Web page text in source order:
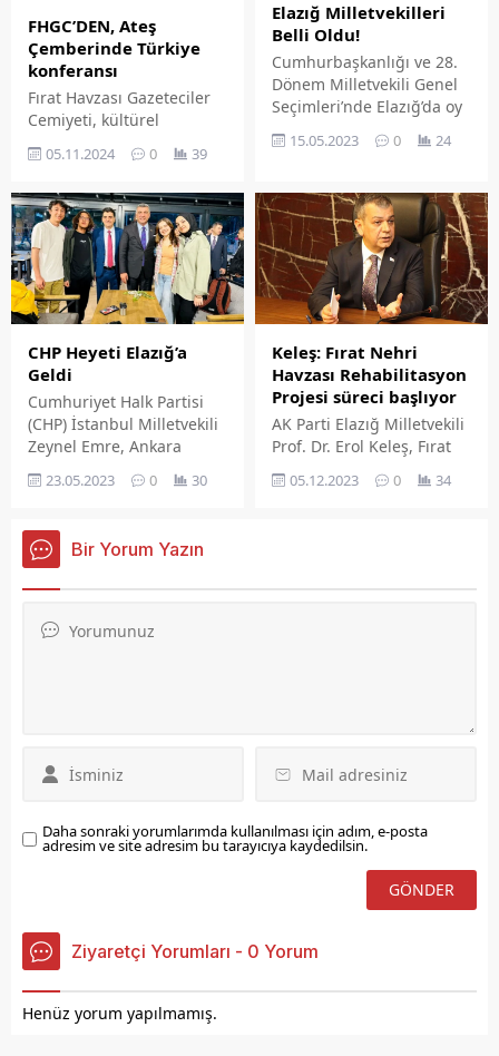
ROJESİ LOJMANLARA FEDA
EDİLEMEZ” DSİ tarafından
Altıyaka Sulama Göleti
inşaatının maddi
imkansızlıklar ve tasarruf
ihaleye çıkılmasına...
FHGC’DEN, Ateş
Çemberinde Türkiye
konferansı
Fırat Havzası Gazeteciler
Cemiyeti, kültürel
etkinlikler kapsamında
önemli bir konferansa
05.11.2024 0 39
Elazığ Milletvekilleri
Belli Oldu!
Cumhurbaşkanlığı ve 28.
Dönem Milletvekili Genel
Seçimleri’nde Elazığ’da oy
sayım işlemi tamamlandı.
Kesin olmayan sonuçlara
milletvekilleri belli oldu.
15.05.2023 0 24
CHP Heyeti Elazığ’a
Geldi
Cumhuriyet Halk Partisi
(CHP) İstanbul Milletvekili
Zeynel Emre, Ankara
Milletvekili Nihat Yeşil ve
Elazığ Milletvekili Gürsel
şehrimize gelerek saha
çalışmalarına başladı.
23.05.2023 0 30
Keleş: Fırat Nehri
Havzası Rehabilitasyon
Projesi süreci başlıyor
AK Parti Elazığ Milletvekili
Prof. Dr. Erol Keleş, Fırat
Nehri Havzası
Rehabilitasyon Projesi
05.12.2023 0 34
Bir Yorum Yazın
Daha sonraki yorumlarımda kullanılması için adım, e-posta
adresim ve site adresim bu tarayıcıya kaydedilsin.
Ziyaretçi Yorumları - 0 Yorum
Henüz yorum yapılmamış.